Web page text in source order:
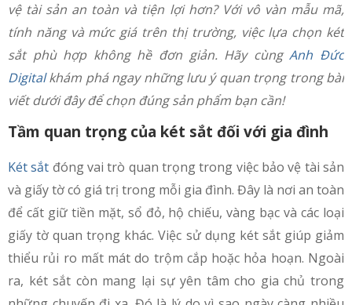
vệ tài sản an toàn và tiện lợi hơn? Với vô vàn mẫu mã,
tính năng và mức giá trên thị trường, việc lựa chọn két
sắt phù hợp không hề đơn giản. Hãy cùngAnh Đức
Digitalkhám phá ngay những lưu ý quan trọng trong bài
viết dưới đây để chọn đúng sản phẩm bạn cần!
Tầm quan trọng của két sắt đối với gia đình
Két sắt đóng vai trò quan trọng trong việc bảo vệ tài sản
và giấy tờ có giá trị trong mỗi gia đình. Đây là nơi an toàn
để cất giữ tiền mặt, sổ đỏ, hộ chiếu, vàng bạc và các loại
giấy tờ quan trọng khác. Việc sử dụng két sắt giúp giảm
thiểu rủi ro mất mát do trộm cắp hoặc hỏa hoạn. Ngoài
ra, két sắt còn mang lại sự yên tâm cho gia chủ trong